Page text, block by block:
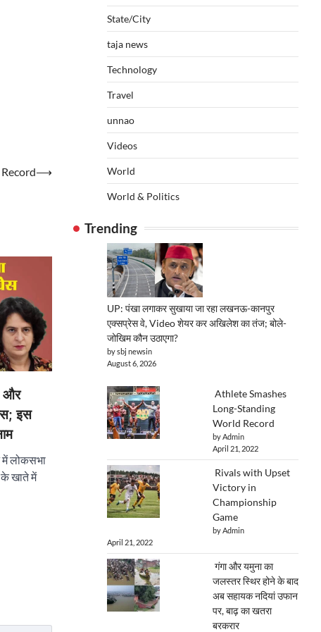
⟶
और
इस
में लोकसभा
के खाते में
State/City
taja news
Technology
Travel
unnao
Videos
World
World & Politics
Trending
UP: पंखा लगाकर सुखाया जा रहा लखनऊ-कानपुर
एक्सप्रेस वे, Video शेयर कर अखिलेश का तंज; बोले-
जोखिम कौन उठाएगा?
by sbj newsin
August 6, 2026
Athlete Smashes
Long-Standing
World Record
by Admin
April 21, 2022
Rivals with Upset
Victory in
Championship
Game
by Admin
April 21, 2022
गंगा और यमुना का
जलस्तर स्थिर होने के बाद
अब सहायक नदियां उफान
पर, बाढ़ का खतरा
बरकरार